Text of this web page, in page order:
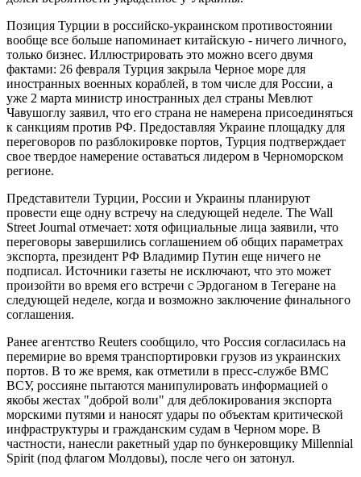
Позиция Турции в российско-украинском противостоянии
вообще все больше напоминает китайскую - ничего личного,
только бизнес. Иллюстрировать это можно всего двумя
фактами: 26 февраля Турция закрыла Черное море для
иностранных военных кораблей, в том числе для России, а
уже 2 марта министр иностранных дел страны Мевлют
Чавушоглу заявил, что его страна не намерена присоединяться
к санкциям против РФ. Предоставляя Украине площадку для
переговоров по разблокировке портов, Турция подтверждает
свое твердое намерение оставаться лидером в Черноморском
регионе.
Представители Турции, России и Украины планируют
провести еще одну встречу на следующей неделе. The Wall
Street Journal отмечает: хотя официальные лица заявили, что
переговоры завершились соглашением об общих параметрах
экспорта, президент РФ Владимир Путин еще ничего не
подписал. Источники газеты не исключают, что это может
произойти во время его встречи с Эрдоганом в Тегеране на
следующей неделе, когда и возможно заключение финального
соглашения.
Ранее агентство Reuters сообщило, что Россия согласилась на
перемирие во время транспортировки грузов из украинских
портов. В то же время, как отметили в пресс-службе ВМС
ВСУ, россияне пытаются манипулировать информацией о
якобы жестах "доброй воли" для деблокирования экспорта
морскими путями и наносят удары по объектам критической
инфраструктуры и гражданским судам в Черном море. В
частности, нанесли ракетный удар по бункеровщику Millennial
Spirit (под флагом Молдовы), после чего он затонул.